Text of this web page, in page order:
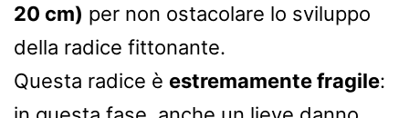
20 cm) per non ostacolare lo sviluppo
della radice fittonante.
Questa radice è estremamente fragile: